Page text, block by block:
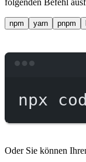
folgenden Befehl
npm yarn pnpm
npx
Oder Sie können